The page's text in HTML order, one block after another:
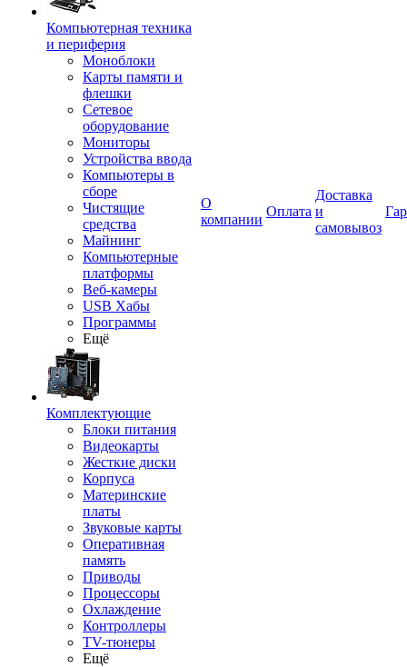
Компьютерная техника
и периферия
Моноблоки
Карты памяти и
флешки
Сетевое
оборудование
Мониторы
Устройства ввода
Компьютеры в
сборе
Чистящие
средства
Майнинг
Компьютерные
платформы
Веб-камеры
USB Хабы
Программы
Ещё
Комплектующие
Блоки питания
Видеокарты
Жесткие диски
Корпуса
Материнские
платы
Звуковые карты
Оперативная
память
Приводы
Процессоры
Охлаждение
Контроллеры
TV-тюнеры
Ещё
О
компании
Оплата
Доставка
и
самовывоз